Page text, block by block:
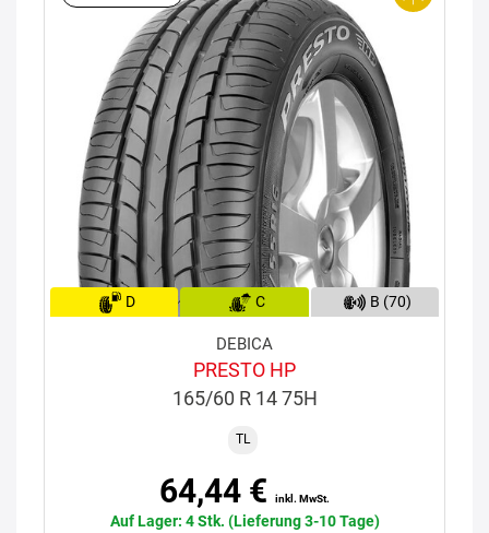
D C B (70)
DEBICA
PRESTO HP
165/60 R 14 75H
TL
64,44 € inkl. MwSt.
Auf Lager: 4 Stk. (Lieferung 3-10 Tage)